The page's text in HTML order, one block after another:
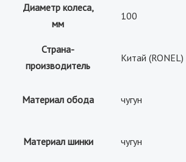
Диаметр колеса,
мм
100
Страна-
производитель
Китай (RONEL)
Материал обода чугун
Материал шинки чугун